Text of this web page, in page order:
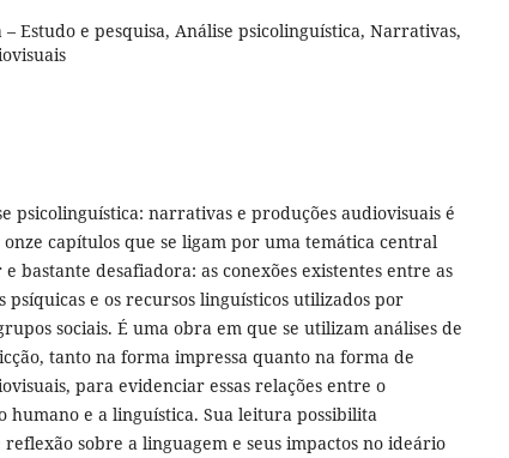
Estudo e pesquisa, Análise psicolinguística, Narrativas,
psicolinguística: narrativas e produções audiovisuais é
capítulos que se ligam por uma temática central
bastante desafiadora: as conexões existentes entre as
psíquicas e os recursos linguísticos utilizados por
sociais. É uma obra em que se utilizam análises de
tanto na forma impressa quanto na forma de
para evidenciar essas relações entre o
humano e a linguística. Sua leitura possibilita
reflexão sobre a linguagem e seus impactos no ideário